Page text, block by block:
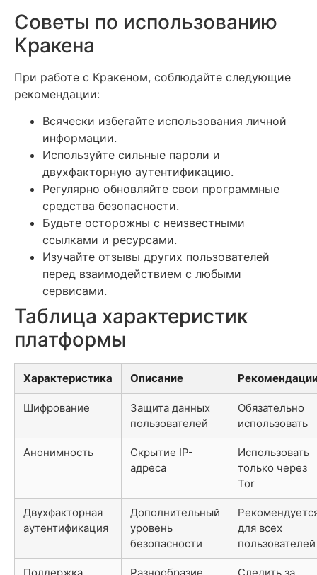
Советы по использованию
Кракена
При работе с Кракеном, соблюдайте следующие
рекомендации:
Всячески избегайте использования личной
информации.
Используйте сильные пароли и
двухфакторную аутентификацию.
Регулярно обновляйте свои программные
средства безопасности.
Будьте осторожны с неизвестными
ссылками и ресурсами.
Изучайте отзывы других пользователей
перед взаимодействием с любыми
сервисами.
Таблица характеристик
платформы
Характеристика Описание
Шифрование
Защита данных
пользователей
Обязательно
использовать
Анонимность
Скрытие IP-
адреса
Использовать
только через
Tor
Двухфакторная
аутентификация
Дополнительный
уровень
безопасности
для всех
пользователей